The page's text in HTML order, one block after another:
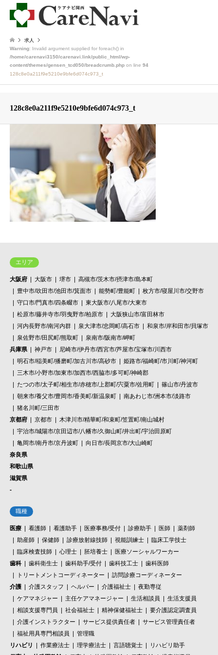
求人
Warning: Invalid argument supplied for foreach() in
/home/carenavi3150/carenavi.link/public_html/wp-
content/themes/gensen_tcd050/breadcrumb.php on line 94
128c8e0a211f9e5210e9bfe6d074c973_t
128c8e0a211f9e5210e9bfe6d074c973_t
エリア
大阪府 大阪市 堺市
高槻市/茨木市/摂津市/島本町
豊中市/吹田市/池田市/箕面市
能勢町/豊能町
枚方市/寝屋川市/交野市
守口市/門真市/四条畷市
東大阪市/八尾市/大東市
松原市/藤井寺市/羽曳野市/柏原市
大阪狭山市/富田林市
河内長野市/南河内群
泉大津市/忠岡町/高石市
和泉市/岸和田市/貝塚市
泉佐野市/田尻町/熊取町
泉南市/阪南市/岬町
兵庫県
神戸市
尼崎市/伊丹市/西宮市/芦屋市/宝塚市/川西市
明石市/稲美町/播磨町/加古川市/高砂市
姫路市/福崎町/市川町/神河町
三木市/小野市/加東市/加西市/西脇市/多可町/神崎郡
たつの市/太子町/相生市/赤穂市/上郡町/宍粟市/佐用町
篠山市/丹波市
朝来市/養父市/豊岡市/香美町/新温泉町
南あわじ市/洲本市/淡路市
猪名川町/三田市
京都府
京都市
木津川市/精華町/和束町/笠置町/南山城村
宇治市/城陽市/京田辺市/八幡市/久御山町/井出町/宇治田原町
亀岡市/南丹市/京丹波町
向日市/長岡京市/大山崎町
奈良県
和歌山県
滋賀県
-
職種
医療 看護師 看護助手 医療事務/受付 診療助手 医師
薬剤師
助産師
保健師 診療放射線技師 視能訓練士
臨床工学技士
臨床検査技師
心理士 胚培養士
医療ソーシャルワーカー
歯科
歯科衛生士 歯科助手/受付 歯科技工士
歯科医師
トリートメントコーディネーター
訪問診療コーディネーター
介護
介護スタッフ ヘルパー 介護福祉士
夜勤専従
ケアマネジャー
主任ケアマネージャー 生活相談員
生活支援員
相談支援専門員
社会福祉士 精神保健福祉士
要介護認定調査員
介護インストラクター
サービス提供責任者
サービス管理責任者
福祉用具専門相談員
管理職
リハビリ
作業療法士 理学療法士 言語聴覚士
リハビリ助手